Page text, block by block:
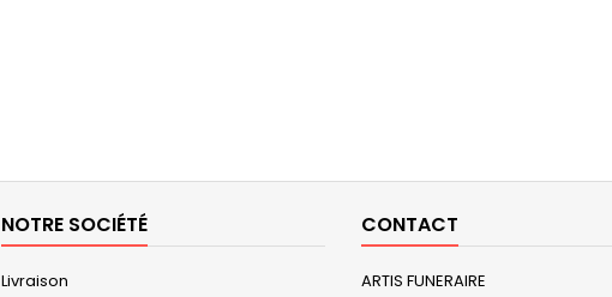
NOTRE SOCIÉTÉ
Livraison
CONTACT
ARTIS FUNERAIRE